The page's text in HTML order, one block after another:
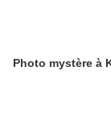
Photo mystère à